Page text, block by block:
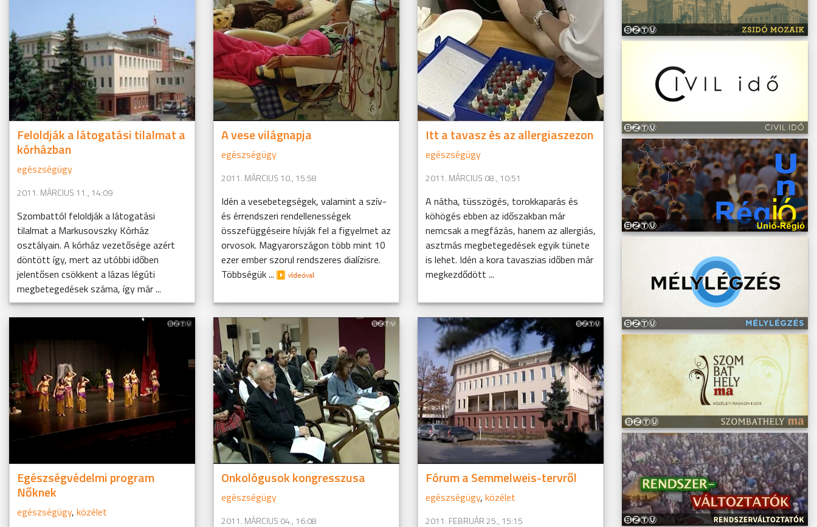
Feloldják a látogatási tilalmat a
kórházban
egészségügy
2011. MÁRCIUS 11., 14:09
Szombattól feloldják a látogatási
tilalmat a Markusovszky Kórház
osztályain. A kórház vezetősége azért
döntött így, mert az utóbbi időben
jelentősen csökkent a lázas légúti
megbetegedések száma, így már ...
A vese világnapja
egészségügy
2011. MÁRCIUS 10., 15:58
Idén a vesebetegségek, valamint a szív-
és érrendszeri rendellenességek
összefüggéseire hívják fel a figyelmet az
orvosok. Magyarországon több mint 10
ezer ember szorul rendszeres dialízisre.
Többségük ...
Itt a tavasz és az allergiaszezon
egészségügy
2011. MÁRCIUS 08., 10:51
A nátha, tüsszögés, torokkaparás és
köhögés ebben az időszakban már
nemcsak a megfázás, hanem az allergiás,
asztmás megbetegedések egyik tünete
is lehet. Idén a kora tavaszias időben már
megkezdődött ...
Egészségvédelmi program
Nőknek
egészségügy, közélet
Onkológusok kongresszusa
egészségügy
2011. MÁRCIUS 04., 16:08
Fórum a Semmelweis-tervről
egészségügy, közélet
2011. FEBRUÁR 25., 15:15